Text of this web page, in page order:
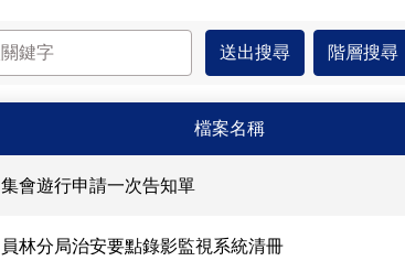
檔案名稱
集會遊行申請一次告知單
員林分局治安要點錄影監視系統清冊